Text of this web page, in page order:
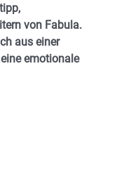
von Fabula.
aus einer
emotionale